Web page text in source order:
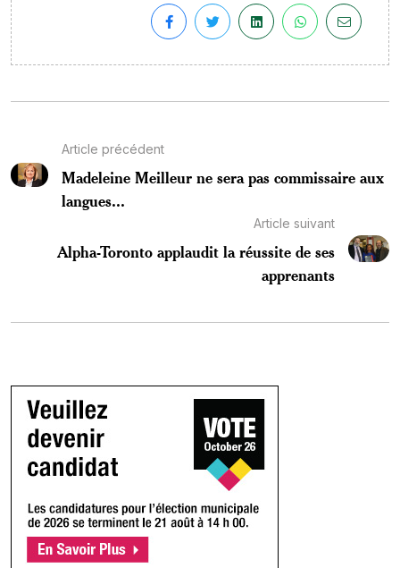
Article précédent
Madeleine Meilleur ne sera pas commissaire aux
langues...
Article suivant
Alpha-Toronto applaudit la réussite de ses
apprenants